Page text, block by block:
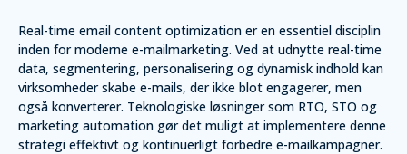
Real-time email content optimization er en essentiel disciplin
inden for moderne e-mailmarketing. Ved at udnytte real-time
data, segmentering, personalisering og dynamisk indhold kan
virksomheder skabe e-mails, der ikke blot engagerer, men
også konverterer. Teknologiske løsninger som RTO, STO og
marketing automation gør det muligt at implementere denne
strategi effektivt og kontinuerligt forbedre e-mailkampagner.